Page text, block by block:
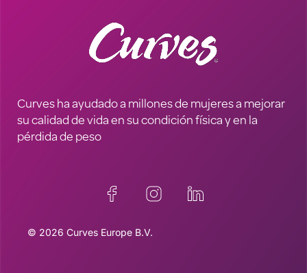
Curves ha ayudado a millones de mujeres a mejorar
su calidad de vida en su condición física y en la
pérdida de peso
© 2026 Curves Europe B.V.